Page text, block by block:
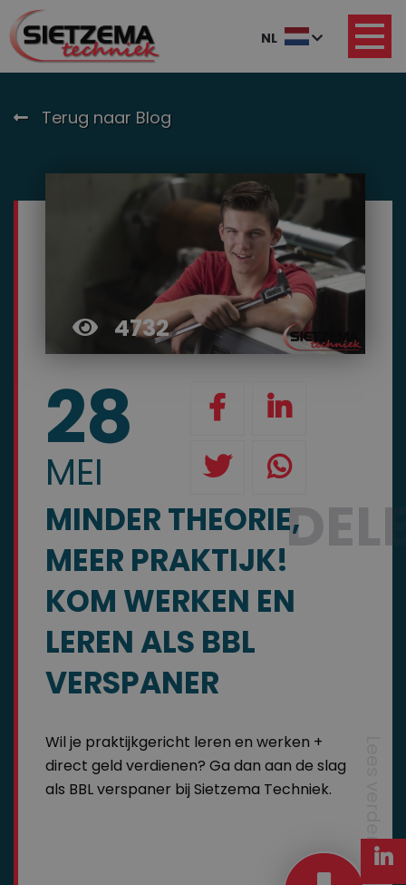
Terug naar Blog
4732
28
MEI
MINDER THEORIE,
MEER PRAKTIJK!
KOM WERKEN EN
LEREN ALS BBL
VERSPANER
Wil je praktijkgericht leren en werken +
direct geld verdienen? Ga dan aan de slag
als BBL verspaner bij Sietzema Techniek.
NL